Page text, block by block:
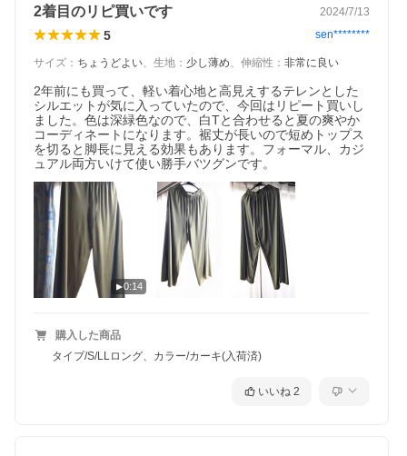
2着目のリピ買いです 2024/7/13
5 sen********
サイズ ： ちょうどよい、 生地 ： 少し薄め、 伸縮性 ： 非常に良い
2年前にも買って、軽い着心地と高見えするテレンとした
シルエットが気に入っていたので、今回はリピート買いし
ました。色は深緑色なので、白Tと合わせると夏の爽やか
コーディネートになります。裾丈が長いので短めトップス
を切ると脚長に見える効果もあります。フォーマル、カジ
ュアル両方いけて使い勝手バツグンです。
0:14
購入した商品
タイプ/S/LLロング、カラー/カーキ(入荷済)
いいね 2